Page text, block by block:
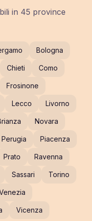
in 45 province
Bologna
Chieti Como
Frosinone
Lecco Livorno
Novara
Perugia Piacenza
Prato Ravenna
Sassari Torino
Vicenza